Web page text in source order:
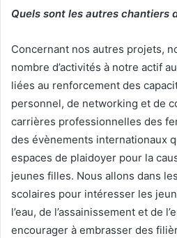
Quels sont les autres chantiers
Concernant nos autres projets,
nombre d’activités à notre actif
liées au renforcement des
personnel, de networking et de
carrières professionnelles des
des évènements internationaux
espaces de plaidoyer pour la
jeunes filles. Nous allons dans
scolaires pour intéresser les
l’eau, de l’assainissement et de
encourager à embrasser des